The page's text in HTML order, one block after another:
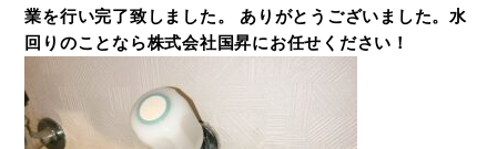
業を行い完了致しました。 ありがとうございました。水
回りのことなら株式会社国昇にお任せください！